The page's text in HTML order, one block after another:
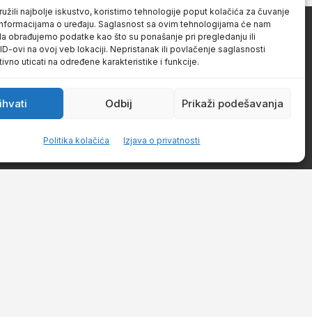
najbolje iskustvo, koristimo tehnologije poput kolačića za čuvanje
o uređaju. Saglasnost sa ovim tehnologijama će nam
obrađujemo podatke kao što su ponašanje pri pregledanju ili
ovi na ovoj veb lokaciji. Nepristanak ili povlačenje saglasnosti
uticati na određene karakteristike i funkcije.
Odbij Prikaži podešavanja
Politika kolačića Izjava o privatnosti